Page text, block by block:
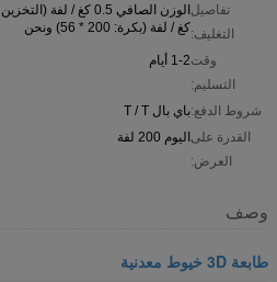
تفاصيل
التغليف:كغ / لفة (بكرة: 200 * 56) ونحن
وقت
التسليم:
1-2 أيام
شروط الدفع:باي بال T / T
القدرة على
العرض:
اليوم 200 لفة
وصف
طابعة 3D خيوط معدنية